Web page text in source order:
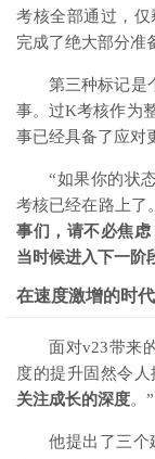
考核全部通过，
完成了绝大部分准
第三种标记是
事。过K考核作为
事已经具备了应对
“如果你的状
考核已经在路上了
事们，请不必焦
当时候进入下一阶
在速度激增的时
面对v23带来
度的提升固然令人
关注成长的深度。”
他提出了三个